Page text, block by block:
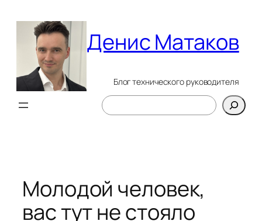
содержимому
Денис Матаков
Блог технического руководителя
Поиск
Молодой человек,
вас тут не стояло